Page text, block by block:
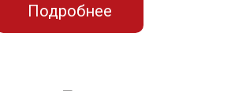
Подробнее